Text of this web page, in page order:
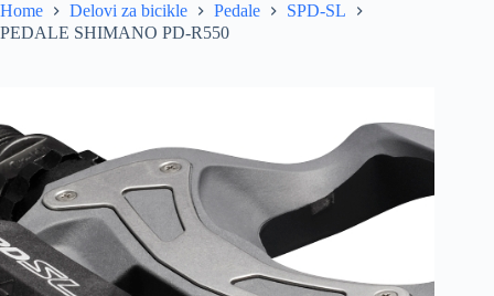
Home Delovi za bicikle Pedale
SPD-SL
PEDALE SHIMANO PD-R550